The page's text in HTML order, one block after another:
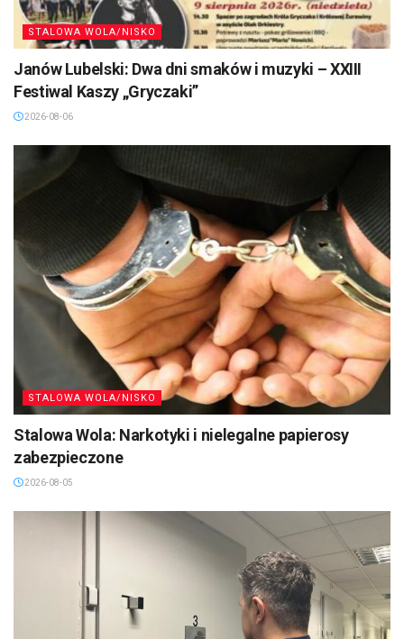
STALOWA WOLA/NISKO
Janów Lubelski: Dwa dni smaków i muzyki – XXIII
Festiwal Kaszy „Gryczaki”
2026-08-06
STALOWA WOLA/NISKO
Stalowa Wola: Narkotyki i nielegalne papierosy
zabezpieczone
2026-08-05